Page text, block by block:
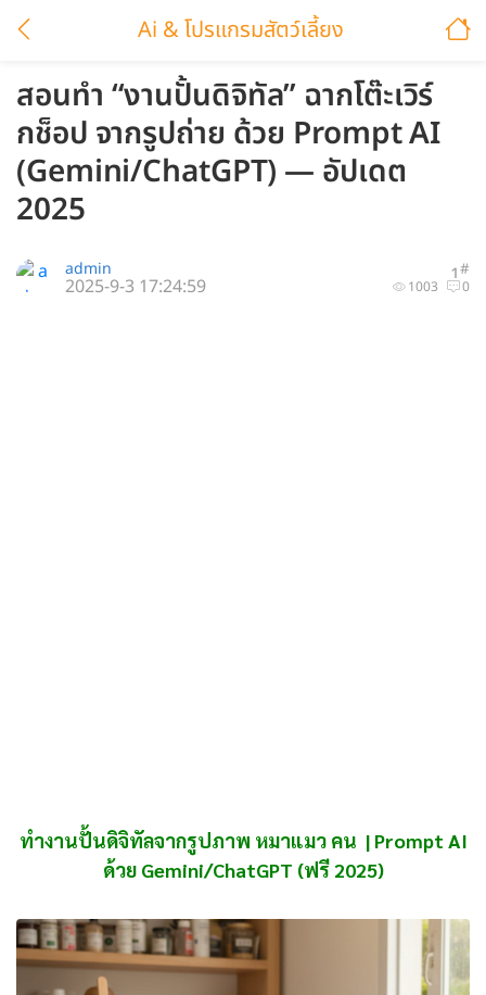
Ai & โปรแกรมสัตว์เลี้ยง
สอนทำ “งานปั้นดิจิทัล” ฉากโต๊ะเวิร์
กช็อป จากรูปถ่าย ด้วย Prompt AI
(Gemini/ChatGPT) — อัปเดต
2025
1#
admin
1003 0
2025-9-3 17:24:59
ทำงานปั้นดิจิทัลจากรูปภาพ หมาแมว คน | Prompt AI
ด้วย Gemini/ChatGPT (ฟรี 2025)